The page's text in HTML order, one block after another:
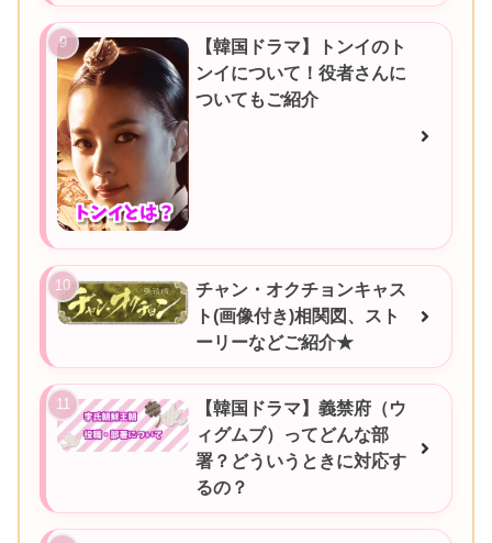
【韓国ドラマ】トンイのト
ンイについて！役者さんに
ついてもご紹介
チャン・オクチョンキャス
ト(画像付き)相関図、スト
ーリーなどご紹介★
【韓国ドラマ】義禁府（ウ
ィグムブ）ってどんな部
署？どういうときに対応す
るの？